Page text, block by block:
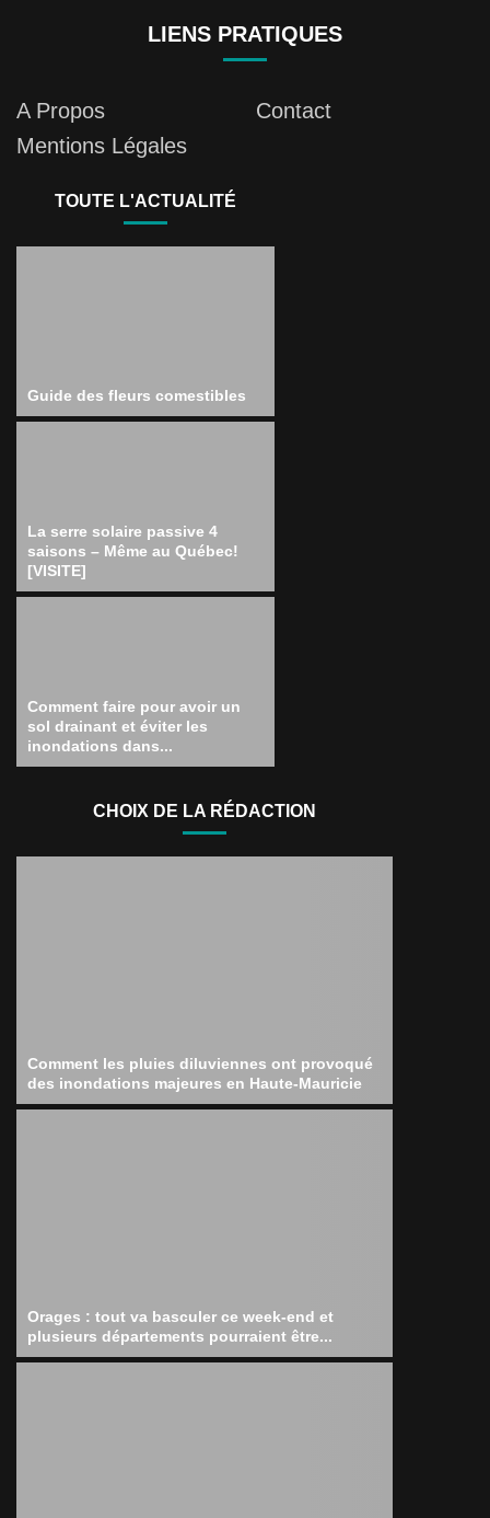
LIENS PRATIQUES
A Propos
Contact
Mentions Légales
TOUTE L'ACTUALITÉ
Guide des fleurs comestibles
La serre solaire passive 4
saisons – Même au Québec!
[VISITE]
Comment faire pour avoir un
sol drainant et éviter les
inondations dans...
CHOIX DE LA RÉDACTION
Comment les pluies diluviennes ont provoqué
des inondations majeures en Haute-Mauricie
Orages : tout va basculer ce week-end et
plusieurs départements pourraient être...